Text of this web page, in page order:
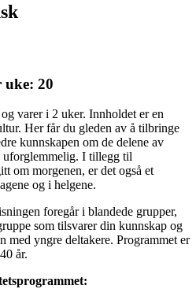
uke: 20
varer i 2 uker. Innholdet er en
Her får du gleden av å tilbringe
kunnskapen om de delene av
uforglemmelig. I tillegg til
om morgenen, er det også et
og i helgene.
foregår i blandede grupper,
som tilsvarer din kunnskap og
med yngre deltakere. Programmet er
år.